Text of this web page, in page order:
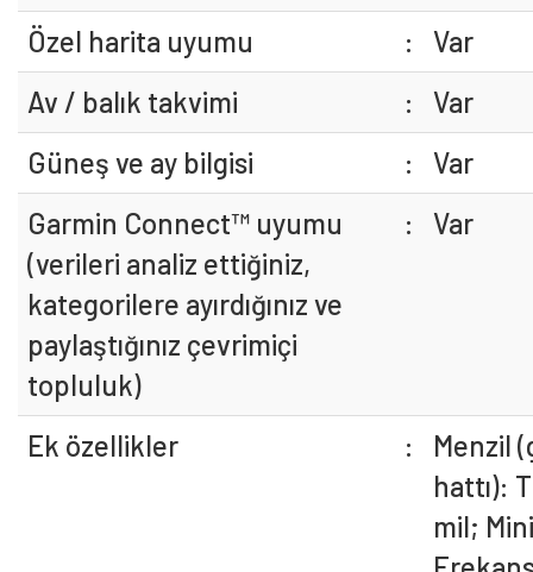
Özel harita uyumu
:
Var
Av / balık takvimi
:
Var
Güneş ve ay bilgisi
:
Var
Garmin Connect™ uyumu
(verileri analiz ettiğiniz,
kategorilere ayırdığınız ve
paylaştığınız çevrimiçi
topluluk)
: Var
Ek özellikler :
Menzil
hattı):
mil;